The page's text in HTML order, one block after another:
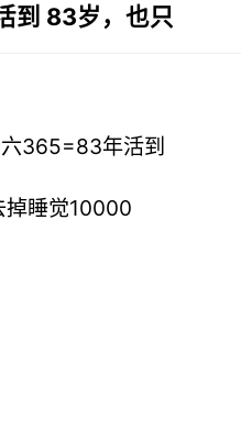
83岁，也只
365=83年活到
睡觉10000